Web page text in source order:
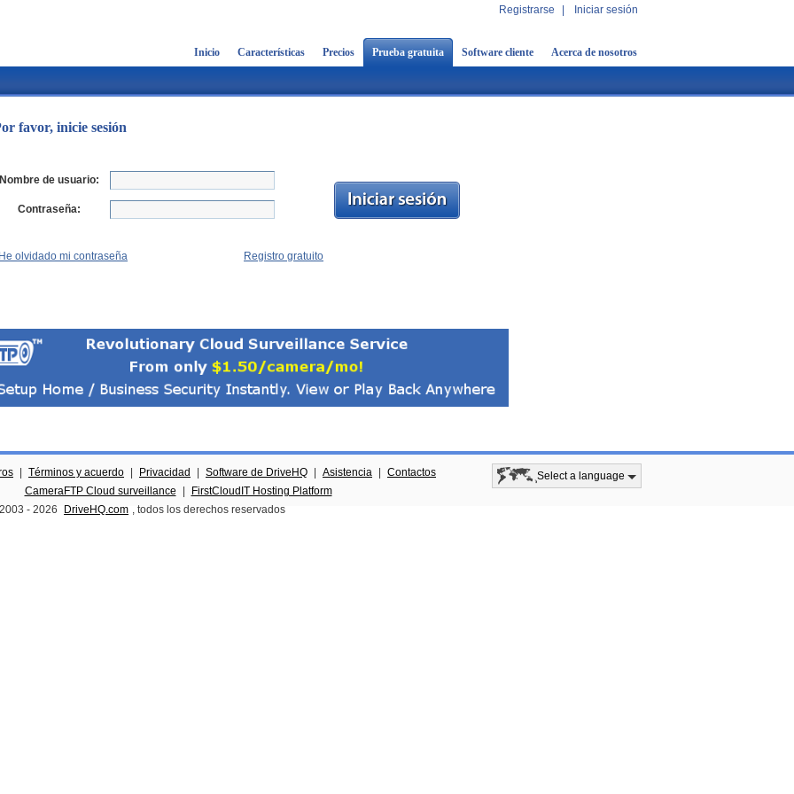
Registrarse Iniciar sesión
Inicio Características Precios Prueba gratuita Software cliente Acerca de nosotros
favor, inicie sesión
de usuario:
Contraseña:
Registro gratuito
olvidado mi contraseña
Términos y acuerdo Privacidad Software de DriveHQ Asistencia
Contactos
CameraFTP Cloud surveillance
FirstCloudIT Hosting Platform
- 2026 DriveHQ.com , todos los derechos reservados
Select a language